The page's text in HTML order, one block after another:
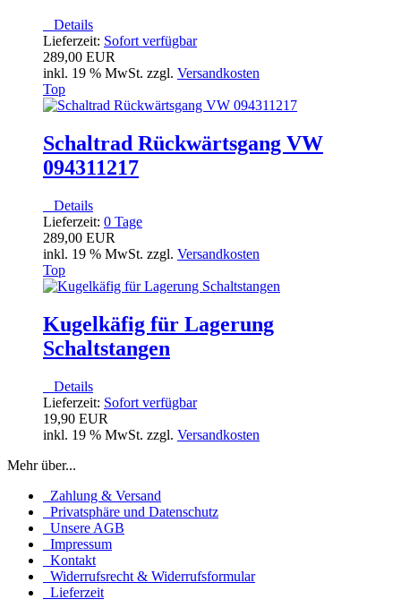
Details
Lieferzeit: Sofort verfügbar
289,00 EUR
inkl. 19 % MwSt. zzgl. Versandkosten
Top
Schaltrad Rückwärtsgang VW
094311217
Details
Lieferzeit: 0 Tage
289,00 EUR
inkl. 19 % MwSt. zzgl. Versandkosten
Top
Kugelkäfig für Lagerung
Schaltstangen
Details
Lieferzeit: Sofort verfügbar
19,90 EUR
inkl. 19 % MwSt. zzgl. Versandkosten
Mehr über...
Zahlung & Versand
Privatsphäre und Datenschutz
Unsere AGB
Impressum
Kontakt
Widerrufsrecht & Widerrufsformular
Lieferzeit